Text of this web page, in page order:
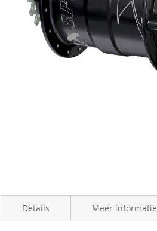
van
afbeeldingen-
Details Meer informatie